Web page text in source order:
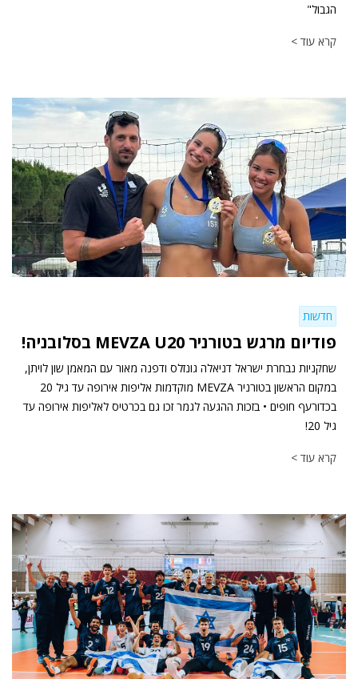
הגבול"
קרא עוד >
חדשות
פודיום מרגש בטורניר MEVZA U20 בסלובניה!
שחקניות נבחרת ישראל דניאלה גונזלס ודפנה מאור עם המאמן שון לויתן,
במקום הראשון בטורניר MEVZA מוקדמות אליפות אירופה עד גיל 20
בכדורעף חופים • בזכות ההגעה לגמר זכו גם בכרטיס לאליפות אירופה עד
גיל 20!
קרא עוד >